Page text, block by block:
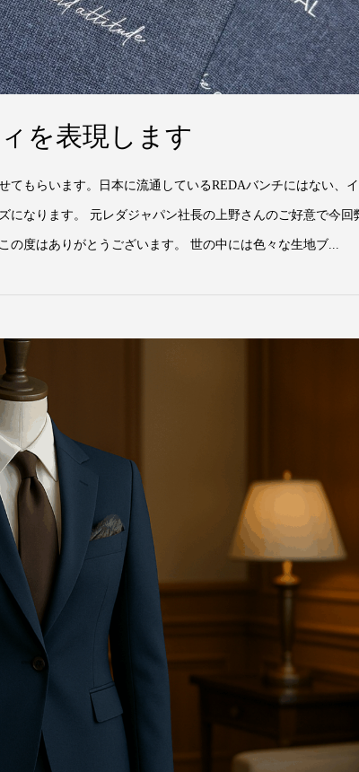
を表現します
てもらいます。日本に流通しているREDAバンチにはない、
になります。 元レダジャパン社長の上野さんのご好意で今回
の度はありがとうございます。 世の中には色々な生地ブ...